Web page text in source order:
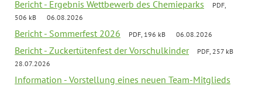
Bericht - Ergebnis Wettbewerb des Chemieparks
PDF,
506 kB
06.08.2026
Bericht - Sommerfest 2026 PDF, 196 kB 06.08.2026
Bericht - Zuckertütenfest der Vorschulkinder
PDF, 257 kB
28.07.2026
Information - Vorstellung eines neuen Team-Mitglieds